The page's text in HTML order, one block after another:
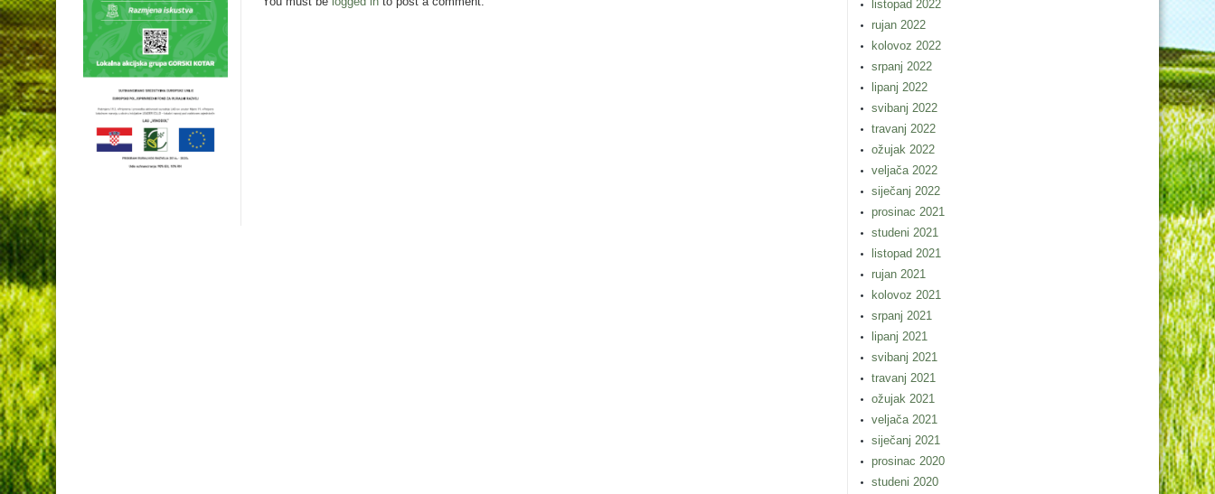
listopad 2022
rujan 2022
kolovoz 2022
srpanj 2022
lipanj 2022
svibanj 2022
travanj 2022
ožujak 2022
veljača 2022
siječanj 2022
prosinac 2021
studeni 2021
listopad 2021
rujan 2021
kolovoz 2021
srpanj 2021
lipanj 2021
svibanj 2021
travanj 2021
ožujak 2021
veljača 2021
siječanj 2021
prosinac 2020
studeni 2020